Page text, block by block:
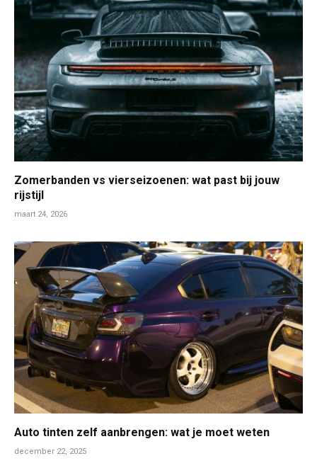
Zomerbanden vs vierseizoenen: wat past bij jouw
rijstijl
maart 24, 2026
Auto tinten zelf aanbrengen: wat je moet weten
december 22, 2025